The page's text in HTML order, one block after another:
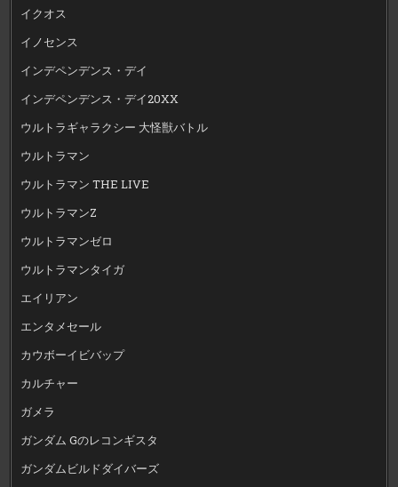
イクオス
イノセンス
インデペンデンス・デイ
インデペンデンス・デイ20XX
ウルトラギャラクシー 大怪獣バトル
ウルトラマン
ウルトラマン THE LIVE
ウルトラマンZ
ウルトラマンゼロ
ウルトラマンタイガ
エイリアン
エンタメセール
カウボーイビバップ
カルチャー
ガメラ
ガンダム Gのレコンギスタ
ガンダムビルドダイバーズ